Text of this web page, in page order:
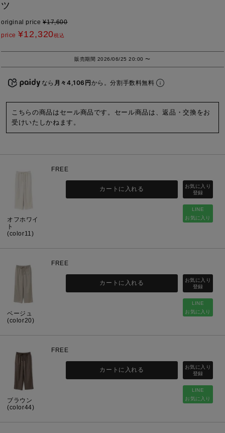
ツ
original price ¥17,600
price ¥12,320税込
販売期間 2026/06/25 20:00〜
なら 月々4,106円から。分割手数料無料
こちらの商品はセール商品です。セール商品は、返品・交換をお
受けいたしかねます。
オフホワイ
ト
(color11)
FREE
LINE
お気に入り
カートに入れる
ベージュ
(color20)
FREE
LINE
お気に入り
カートに入れる
ブラウン
(color44)
FREE
LINE
お気に入り
カートに入れる